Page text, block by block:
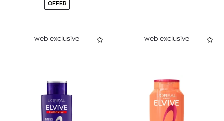
OFFER
web exclusive web exclusive